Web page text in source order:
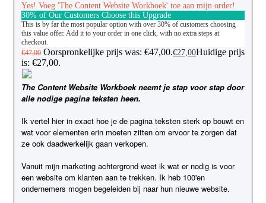
Yes! Voeg 'The Content Website Workboek' toe aan mijn order!
30% of Our Customers Choose this Upgrade
This is by far the most popular option with over 30% of customers choosing
this value offer. Add it to your order in one click, with no extra steps at
checkout.
€47,00 Oorspronkelijke prijs was: €47,00.€27,00Huidige prijs
is: €27,00.
The Content Website Workboek neemt je stap voor stap door
alle nodige pagina teksten heen.
Ik vertel hier in exact hoe je de pagina teksten sterk op bouwt en
wat voor elementen erin moeten zitten om ervoor te zorgen dat
ze ook daadwerkelijk gaan verkopen.
Vanuit mijn marketing achtergrond weet ik wat er nodig is voor
een website om klanten aan te trekken. Ik heb 100'en
ondernemers mogen begeleiden bij naar hun nieuwe website.